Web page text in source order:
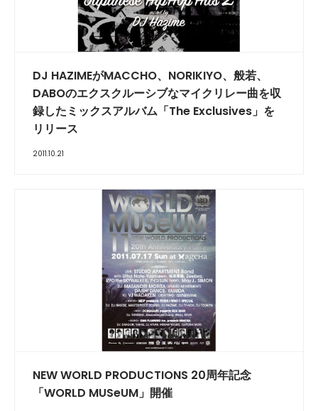
DJ HAZIMEがMACCHO、NORIKIYO、般若、
DABOのエクスクルーシブなマイクリレー曲を収
録したミックスアルバム「The Exclusives」を
リリース
2011.10.21
NEW WORLD PRODUCTIONS 20周年記念
「WORLD MUSeUM」開催